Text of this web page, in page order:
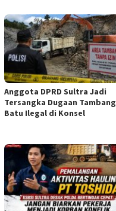
Anggota DPRD Sultra Jadi
Tersangka Dugaan Tambang
Batu Ilegal di Konsel